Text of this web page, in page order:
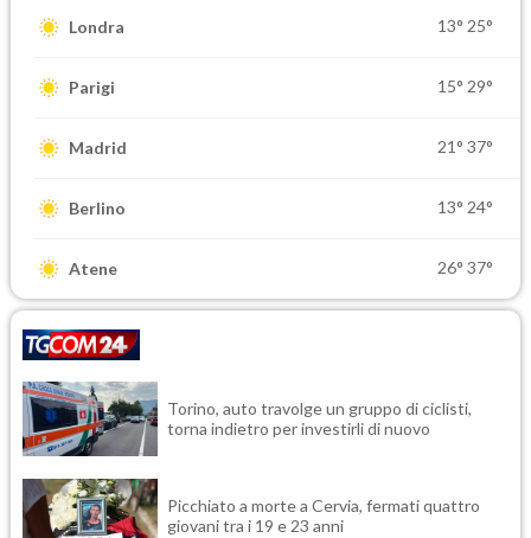
Londra 13° 25°
Parigi 15° 29°
Madrid 21° 37°
Berlino 13° 24°
Atene 26° 37°
Torino, auto travolge un gruppo di ciclisti,
torna indietro per investirli di nuovo
Picchiato a morte a Cervia, fermati quattro
giovani tra i 19 e 23 anni